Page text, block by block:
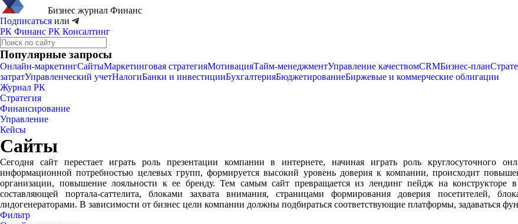
Бизнес журнал Финанс
Подписаться или
РК Финанс РК Консалтинг
Популярные запросы
Онлайн-маркетингСайтыМаркетинговая стратегияМотивацияТайм-менеджментУправление качествомCRMБизнес-план
затратУправленческий учетНалогиБанки и инвестицииБухгалтерияБюджетированиеБиржевые и коммерческие облигации
Журнал РК
Стратегия
Финансирование
Управление
Кейсы
Сайты
Сегодня сайт перестает играть роль презентации компании в интернете, начиная играть роль круглосуточного
информационной потребностью целевых групп, формируется высокий уровень доверия к компании, происходит
организации, повышение лояльности к ее бренду. Тем самым сайт превращается из лендинг пейдж на конструкторе
составляющей портала-саттелита, блоками захвата внимания, страницами формирования доверия посетителей,
лидогенераторами. В зависимости от бизнес цели компании должны подбираться соответствующие платформы, задаваться
Фильтр